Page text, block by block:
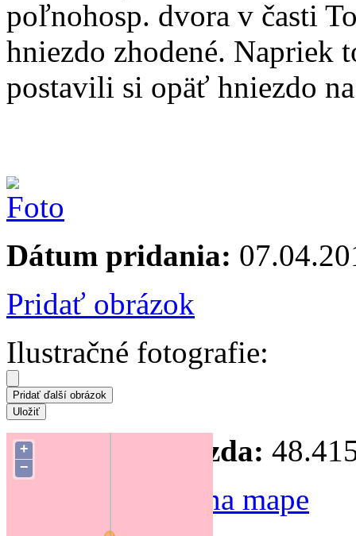
poľnohosp. dvora v časti
hniezdo zhodené. Napriek
postavili si opäť hniezdo
Dátum pridania:
Pridať obrázok
Ilustračné fotografie:
+
−
Súradnice hniezda:
Zmeniť polohu na mape